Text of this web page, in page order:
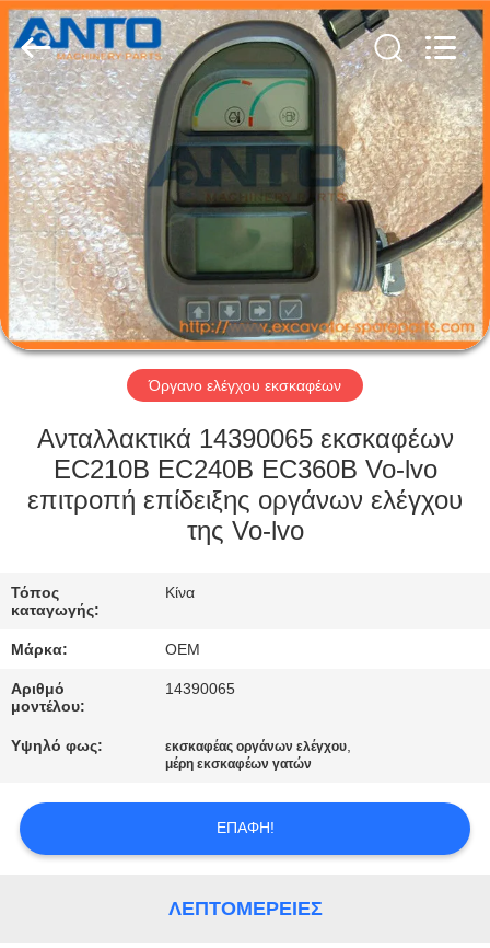
ΣΠΊΤΙ
ΠΡΟΪΌΝΤΑ
ΠΕΡΊΠΟΥ
ΕΜΕΊΣ
ΓΎΡΟΣ
ΕΡΓΟΣΤΑΣΊΩΝ
ΠΟΙΟΤΙΚΌΣ
ΈΛΕΓΧΟΣ
SITEMAP
ΠΟΛΙΤΙΚΉ
ΑΠΟΡΡΉΤΟΥ
Anto
Machinery
Parts
Co.,Ltd..
All
Rights
Reserved.
Όργανο ελέγχου εκσκαφέων
Ανταλλακτικά 14390065 εκσκαφέων
EC210B EC240B EC360B Vo-lvo
επιτροπή επίδειξης οργάνων ελέγχου
της Vo-lvo
Τόπος
καταγωγής:
Κίνα
Μάρκα: OEM
Αριθμό
μοντέλου:
14390065
Υψηλό φως: εκσκαφέας οργάνων ελέγχου,
μέρη εκσκαφέων γατών
ΕΠΑΦΉ!
ΛΕΠΤΟΜΈΡΕΙΕΣ